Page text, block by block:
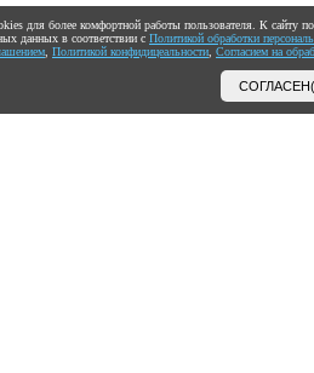
для более комфортной работы пользователя. К сайту
данных в соответствии с Политикой обработки
Политикой конфидицеальности Согласием на